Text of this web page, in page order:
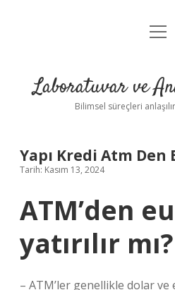
Anasayfa
Yasal
Laboratuvar ve
Bilimsel süreçleri
Yapı Kredi Atm Den
Tarih: Kasım 13, 2024
ATM’den
yatırılır mı?
– ATM’ler genellikle dolar